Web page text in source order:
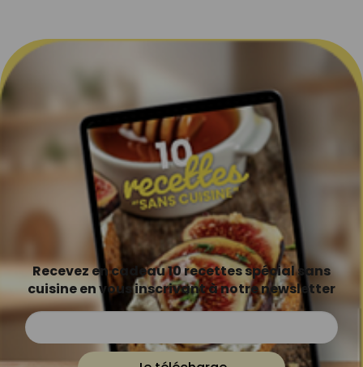
Recevez en cadeau 10 recettes spécial sans
cuisine en vous inscrivant à notre newsletter